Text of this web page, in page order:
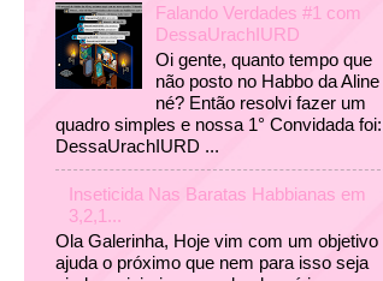
Falando Verdades #1 com
DessaUrachIURD
Oi gente, quanto tempo que
não posto no Habbo da Aline
né? Então resolvi fazer um
quadro simples e nossa 1° Convidada foi:
DessaUrachIURD ...
Inseticida Nas Baratas Habbianas em
3,2,1...
Ola Galerinha, Hoje vim com um objetivo
ajuda o próximo que nem para isso seja